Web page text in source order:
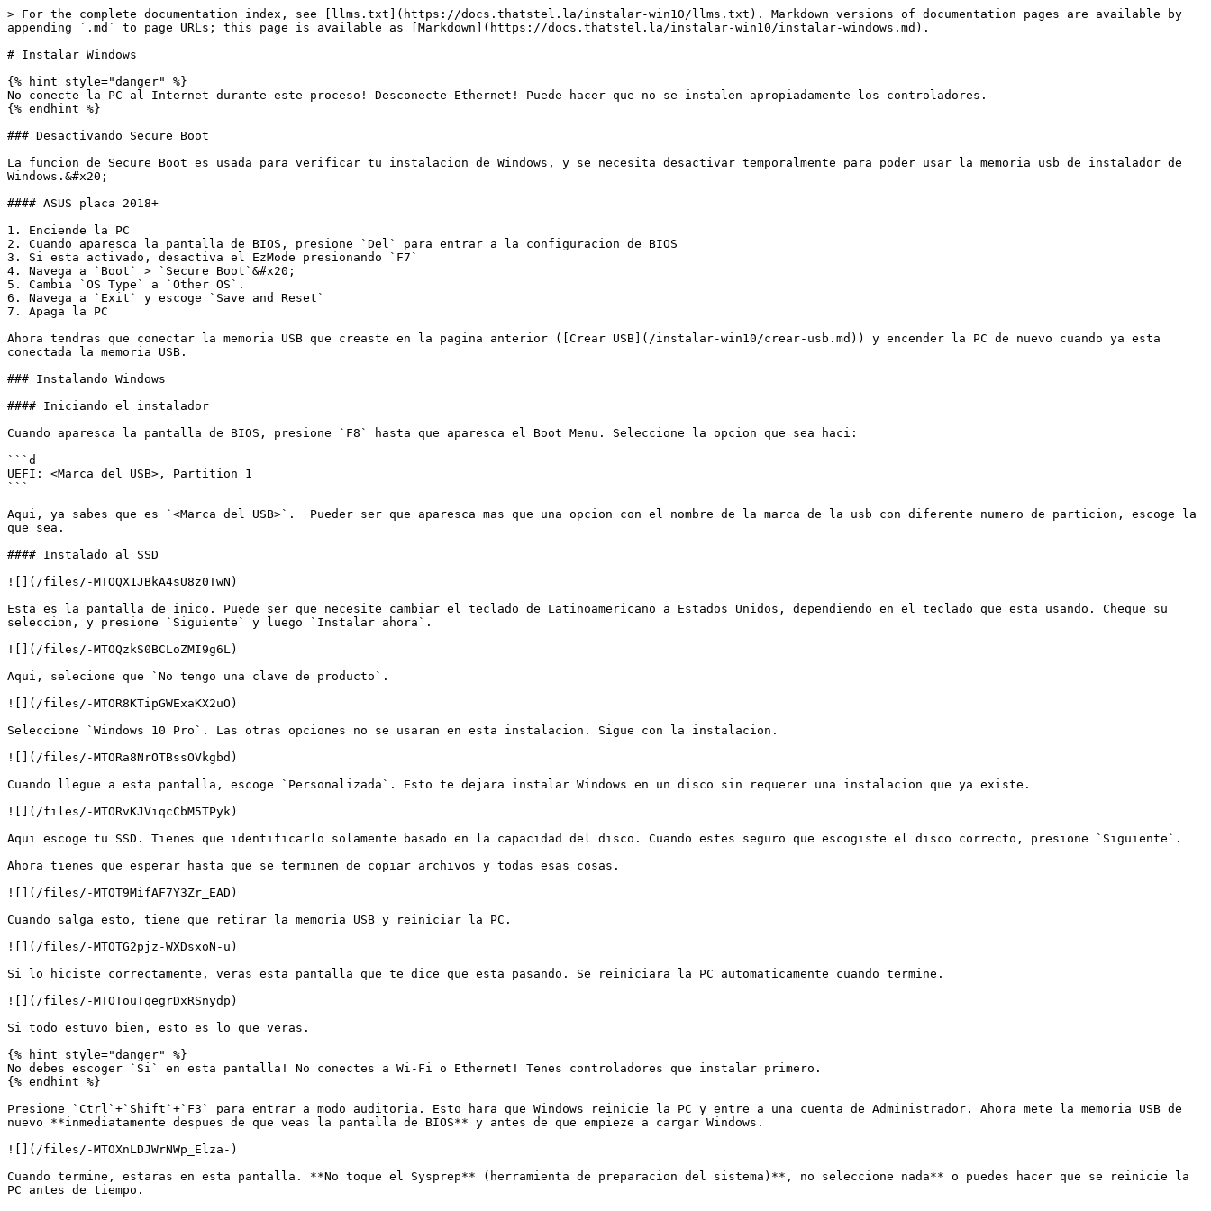
> For the complete documentation index, see [llms.txt](https://docs.thatstel.la/instalar-win10/llms.txt). Markdown versions of documentation pages are available by
appending `.md` to page URLs; this page is available as [Markdown](https://docs.thatstel.la/instalar-win10/instalar-windows.md).
# Instalar Windows
{% hint style="danger" %}
No conecte la PC al Internet durante este proceso! Desconecte Ethernet! Puede hacer que no se instalen apropiadamente los controladores.
{% endhint %}
### Desactivando Secure Boot
La funcion de Secure Boot es usada para verificar tu instalacion de Windows, y se necesita desactivar temporalmente para poder usar la memoria usb de instalador de
Windows.&#x20;
#### ASUS placa 2018+
1. Enciende la PC
2. Cuando aparesca la pantalla de BIOS, presione `Del` para entrar a la configuracion de BIOS
3. Si esta activado, desactiva el EzMode presionando `F7`
4. Navega a `Boot` > `Secure Boot`&#x20;
5. Cambia `OS Type` a `Other OS`.
6. Navega a `Exit` y escoge `Save and Reset`
7. Apaga la PC
Ahora tendras que conectar la memoria USB que creaste en la pagina anterior ([Crear USB](/instalar-win10/crear-usb.md)) y encender la PC de nuevo cuando ya esta
conectada la memoria USB.
### Instalando Windows
#### Iniciando el instalador
Cuando aparesca la pantalla de BIOS, presione `F8` hasta que aparesca el Boot Menu. Seleccione la opcion que sea haci:
```d
UEFI: <Marca del USB>, Partition 1
```
Aqui, ya sabes que es `<Marca del USB>`.  Pueder ser que aparesca mas que una opcion con el nombre de la marca de la usb con diferente numero de particion, escoge la
que sea.
#### Instalado al SSD
![](/files/-MTOQX1JBkA4sU8z0TwN)
Esta es la pantalla de inico. Puede ser que necesite cambiar el teclado de Latinoamericano a Estados Unidos, dependiendo en el teclado que esta usando. Cheque su
seleccion, y presione `Siguiente` y luego `Instalar ahora`.
![](/files/-MTOQzkS0BCLoZMI9g6L)
Aqui, selecione que `No tengo una clave de producto`.
![](/files/-MTOR8KTipGWExaKX2uO)
Seleccione `Windows 10 Pro`. Las otras opciones no se usaran en esta instalacion. Sigue con la instalacion.
![](/files/-MTORa8NrOTBssOVkgbd)
Cuando llegue a esta pantalla, escoge `Personalizada`. Esto te dejara instalar Windows en un disco sin requerer una instalacion que ya existe.
![](/files/-MTORvKJViqcCbM5TPyk)
Aqui escoge tu SSD. Tienes que identificarlo solamente basado en la capacidad del disco. Cuando estes seguro que escogiste el disco correcto, presione `Siguiente`.
Ahora tienes que esperar hasta que se terminen de copiar archivos y todas esas cosas.
![](/files/-MTOT9MifAF7Y3Zr_EAD)
Cuando salga esto, tiene que retirar la memoria USB y reiniciar la PC.
![](/files/-MTOTG2pjz-WXDsxoN-u)
Si lo hiciste correctamente, veras esta pantalla que te dice que esta pasando. Se reiniciara la PC automaticamente cuando termine.
![](/files/-MTOTouTqegrDxRSnydp)
Si todo estuvo bien, esto es lo que veras.
{% hint style="danger" %}
No debes escoger `Si` en esta pantalla! No conectes a Wi-Fi o Ethernet! Tenes controladores que instalar primero.
{% endhint %}
Presione `Ctrl`+`Shift`+`F3` para entrar a modo auditoria. Esto hara que Windows reinicie la PC y entre a una cuenta de Administrador. Ahora mete la memoria USB de
nuevo **inmediatamente despues de que veas la pantalla de BIOS** y antes de que empieze a cargar Windows.
![](/files/-MTOXnLDJWrNWp_Elza-)
Cuando termine, estaras en esta pantalla. **No toque el Sysprep** (herramienta de preparacion del sistema)**, no seleccione nada** o puedes hacer que se reinicie la
PC antes de tiempo.